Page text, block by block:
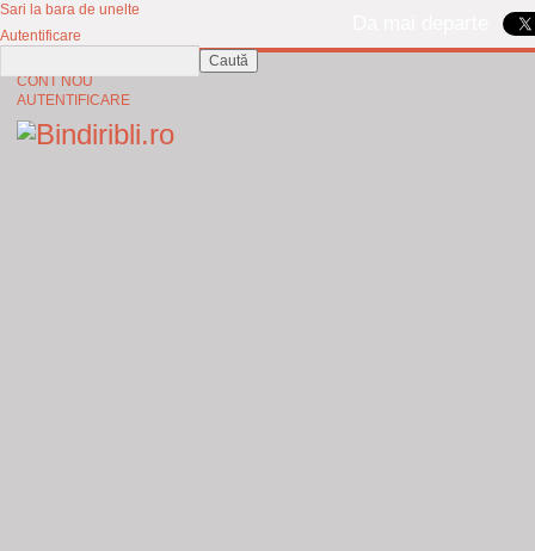
CONT NOU
AUTENTIFICARE
Sari la bara de unelte
Autentificare
Caută